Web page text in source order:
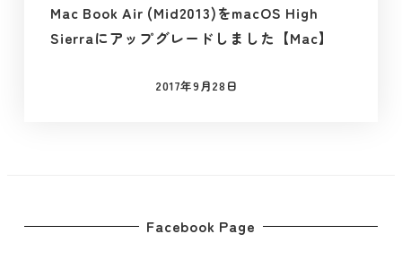
Mac Book Air (Mid2013)をmacOS High
Sierraにアップグレードしました【Mac】
投稿日
2017年9月28日
Facebook Page